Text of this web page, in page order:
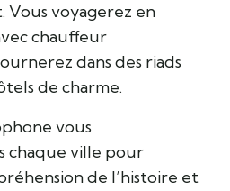
voyagerez en
chauffeur
dans des riads
de charme.
vous
chaque ville pour
de l’histoire et